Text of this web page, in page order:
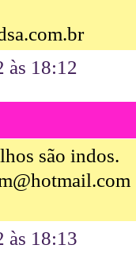
às 18:12
são indos.
às 18:13